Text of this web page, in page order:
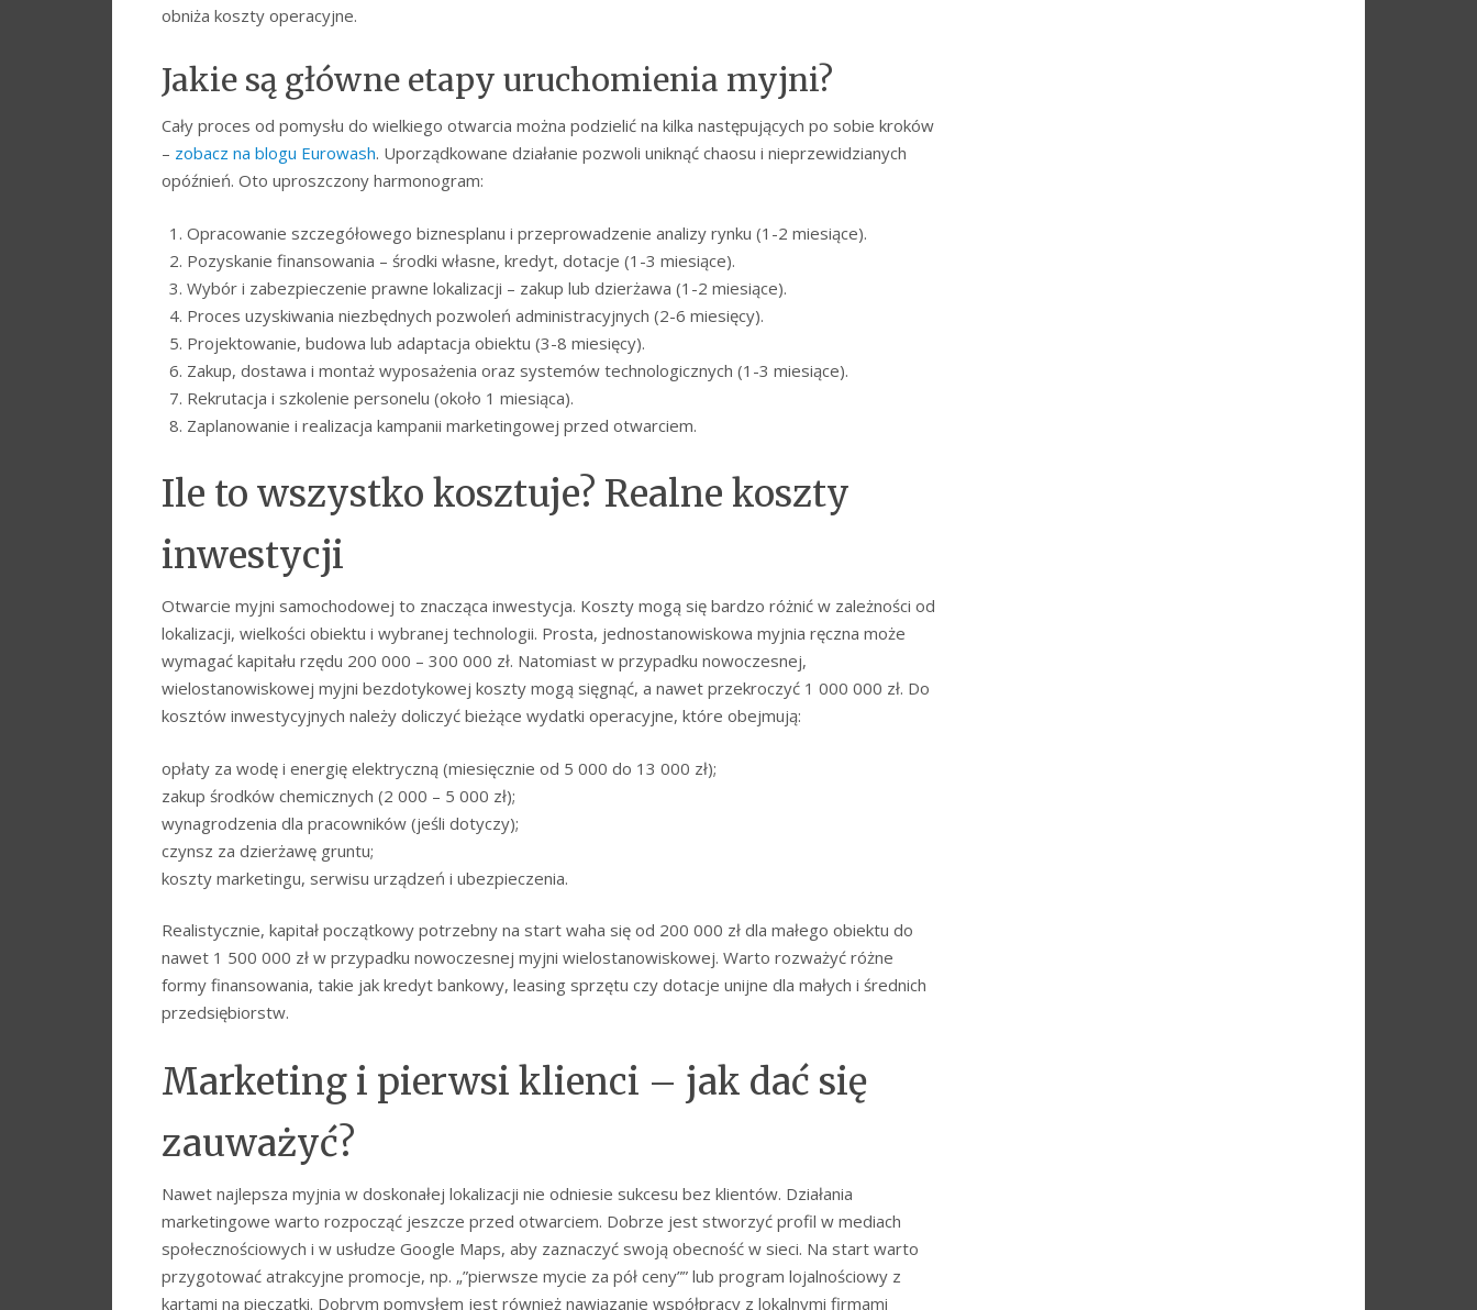
obniża koszty operacyjne.
Jakie są główne etapy uruchomienia myjni?
Cały proces od pomysłu do wielkiego otwarcia można podzielić na kilka następujących po sobie kroków
– zobacz na blogu Eurowash. Uporządkowane działanie pozwoli uniknąć chaosu i nieprzewidzianych
opóźnień. Oto uproszczony harmonogram:
Opracowanie szczegółowego biznesplanu i przeprowadzenie analizy rynku (1-2 miesiące).
Pozyskanie finansowania – środki własne, kredyt, dotacje (1-3 miesiące).
Wybór i zabezpieczenie prawne lokalizacji – zakup lub dzierżawa (1-2 miesiące).
Proces uzyskiwania niezbędnych pozwoleń administracyjnych (2-6 miesięcy).
Projektowanie, budowa lub adaptacja obiektu (3-8 miesięcy).
Zakup, dostawa i montaż wyposażenia oraz systemów technologicznych (1-3 miesiące).
Rekrutacja i szkolenie personelu (około 1 miesiąca).
Zaplanowanie i realizacja kampanii marketingowej przed otwarciem.
Ile to wszystko kosztuje? Realne koszty
inwestycji
Otwarcie myjni samochodowej to znacząca inwestycja. Koszty mogą się bardzo różnić w zależności od
lokalizacji, wielkości obiektu i wybranej technologii. Prosta, jednostanowiskowa myjnia ręczna może
wymagać kapitału rzędu 200 000 – 300 000 zł. Natomiast w przypadku nowoczesnej,
wielostanowiskowej myjni bezdotykowej koszty mogą sięgnąć, a nawet przekroczyć 1 000 000 zł. Do
kosztów inwestycyjnych należy doliczyć bieżące wydatki operacyjne, które obejmują:
opłaty za wodę i energię elektryczną (miesięcznie od 5 000 do 13 000 zł);
zakup środków chemicznych (2 000 – 5 000 zł);
wynagrodzenia dla pracowników (jeśli dotyczy);
czynsz za dzierżawę gruntu;
koszty marketingu, serwisu urządzeń i ubezpieczenia.
Realistycznie, kapitał początkowy potrzebny na start waha się od 200 000 zł dla małego obiektu do
nawet 1 500 000 zł w przypadku nowoczesnej myjni wielostanowiskowej. Warto rozważyć różne
formy finansowania, takie jak kredyt bankowy, leasing sprzętu czy dotacje unijne dla małych i średnich
przedsiębiorstw.
Marketing i pierwsi klienci – jak dać się
zauważyć?
Nawet najlepsza myjnia w doskonałej lokalizacji nie odniesie sukcesu bez klientów. Działania
marketingowe warto rozpocząć jeszcze przed otwarciem. Dobrze jest stworzyć profil w mediach
społecznościowych i w usłudze Google Maps, aby zaznaczyć swoją obecność w sieci. Na start warto
przygotować atrakcyjne promocje, np. „”pierwsze mycie za pół ceny”” lub program lojalnościowy z
kartami na pieczątki. Dobrym pomysłem jest również nawiązanie współpracy z lokalnymi firmami